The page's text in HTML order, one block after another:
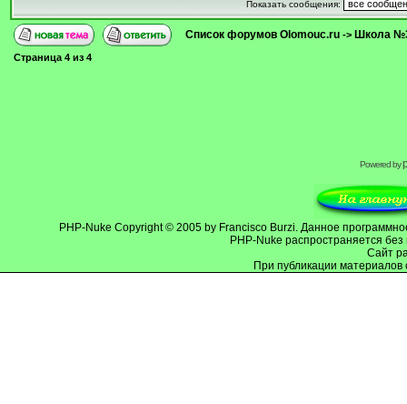
Показать сообщения:
Список форумов Olomouc.ru -> Школа
Страница 4 из 4
Powered by
PHP-Nuke Copyright © 2005 by Francisco Burzi. Данное
PHP-Nuke распространяется
Cайт
При публикации